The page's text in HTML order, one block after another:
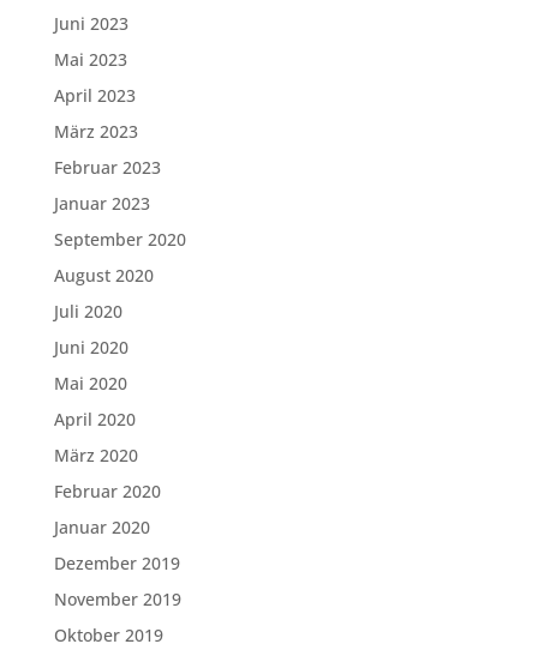
Juni 2023
Mai 2023
April 2023
März 2023
Februar 2023
Januar 2023
September 2020
August 2020
Juli 2020
Juni 2020
Mai 2020
April 2020
März 2020
Februar 2020
Januar 2020
Dezember 2019
November 2019
Oktober 2019